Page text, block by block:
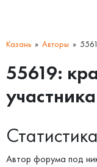
Казань Авторы
55619:
участника
Автор форума под